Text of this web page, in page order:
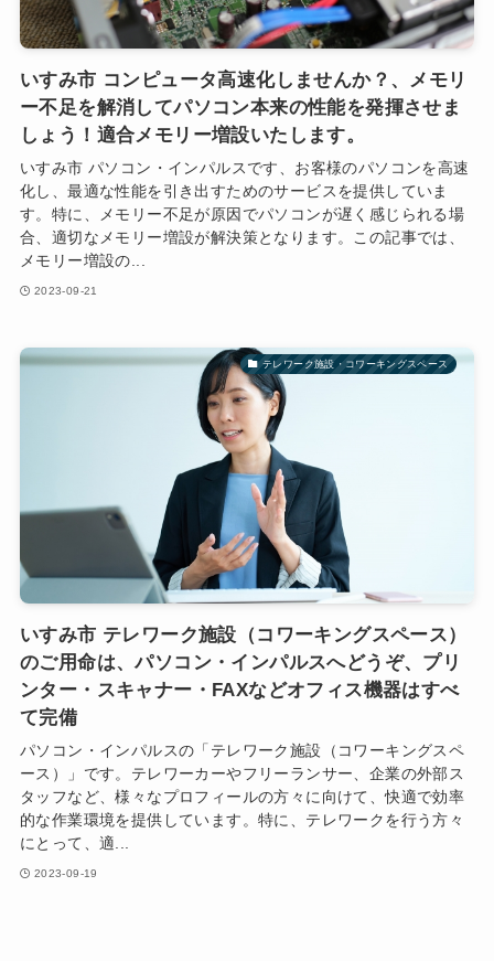
いすみ市 コンピュータ高速化しませんか？、メモリ
ー不足を解消してパソコン本来の性能を発揮させま
しょう！適合メモリー増設いたします。
いすみ市 パソコン・インパルスです、お客様のパソコンを高速
化し、最適な性能を引き出すためのサービスを提供していま
す。特に、メモリー不足が原因でパソコンが遅く感じられる場
合、適切なメモリー増設が解決策となります。この記事では、
メモリー増設の...
2023-09-21
テレワーク施設・コワーキングスペース
いすみ市 テレワーク施設（コワーキングスペース）
のご用命は、パソコン・インパルスへどうぞ、プリ
ンター・スキャナー・FAXなどオフィス機器はすべ
て完備
パソコン・インパルスの「テレワーク施設（コワーキングスペ
ース）」です。テレワーカーやフリーランサー、企業の外部ス
タッフなど、様々なプロフィールの方々に向けて、快適で効率
的な作業環境を提供しています。特に、テレワークを行う方々
にとって、適...
2023-09-19